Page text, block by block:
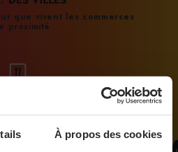
À propos des cookies
07/2026
Paris de nouveau meilleur
collectionneur
que vivent les commerces
proximité